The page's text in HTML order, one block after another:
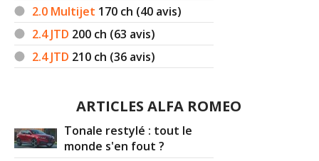
2.0 Multijet 170 ch (40 avis)
2.4 JTD 200 ch (63 avis)
2.4 JTD 210 ch (36 avis)
ARTICLES ALFA ROMEO
Tonale restylé : tout le
monde s'en fout ?